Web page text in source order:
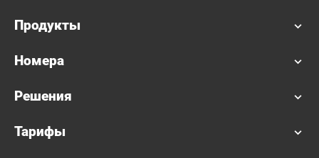
Продукты
Номера
Решения
Тарифы